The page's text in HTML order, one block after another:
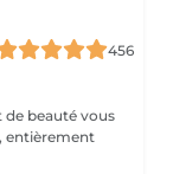
456
beauté vous
entièrement